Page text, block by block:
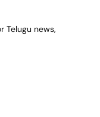
Telugu news,